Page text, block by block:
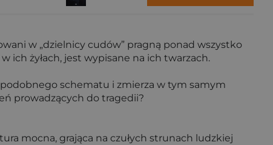
w „dzielnicy cudów” pragną ponad wszystko
ich żyłach, jest wypisane na ich twarzach.
schematu i zmierza w tym samym
prowadzących do tragedii?
mocna, grająca na czułych strunach ludzkiej